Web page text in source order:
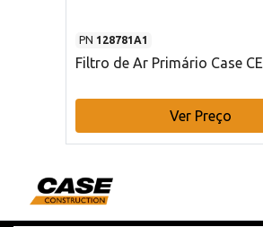
PN 128781A1
Filtro de Ar Primário Case CE
Ver Preço